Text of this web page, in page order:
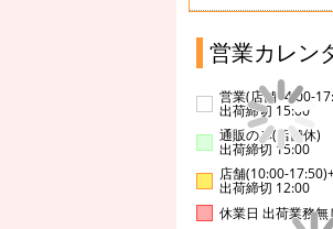
営業カレン
営業(店舗14:00-
出荷締切 15:00
通販のみ(店舗休)
出荷締切 15:00
店舗(10:00-
出荷締切 12:00
休業日 出荷業務無